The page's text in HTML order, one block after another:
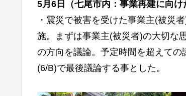
5月6日（七尾市内： 事業再建に向
・震災で被害を受けた事業主(被災
施。まずは事業主(被災者)の大切な
の方向を議論。予定時間を超えて
(6/B)で最後議論する事とした。